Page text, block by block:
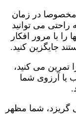
در زمان
راحتی می توانید
با مرور افکار
جایگزین کنید.
تمرین می کنید،
یا آرزوی شما
گریزد، شما مظهر